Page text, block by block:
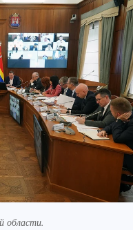
области.